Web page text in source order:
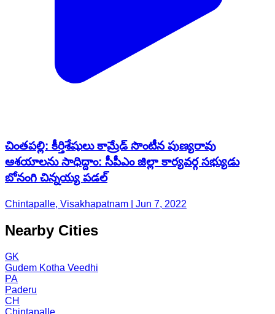
చింతపల్లి: కీర్తిశేషులు కామ్రేడ్ సొంటీన పుణ్యరావు
ఆశయాలను సాధిద్దాం: సీపీఎం జిల్లా కార్యవర్గ సభ్యుడు
బోనంగి చిన్నయ్య పడల్
Chintapalle, Visakhapatnam | Jun 7, 2022
Nearby Cities
GK
Gudem Kotha Veedhi
PA
Paderu
CH
Chintapalle